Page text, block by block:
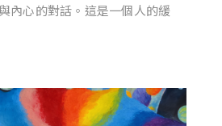
內心的對話。這是一個人的緩